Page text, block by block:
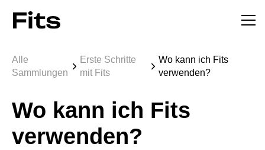
Alle
Sammlungen
Erste Schritte
mit Fits
Wo kann ich Fits
verwenden?
Wo kann ich Fits
verwenden?